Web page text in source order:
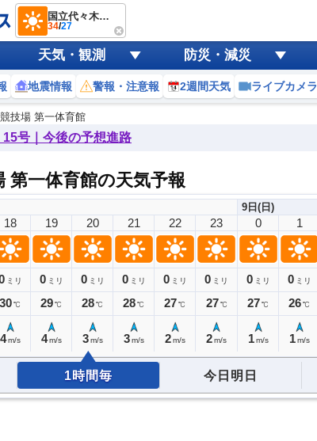
国立代々木競技場 第一体育館
34/27
天気・観測 防災・減災
地震情報 警報・注意報 2週間天気 ライブカメラ
技場 第一体育館
15号｜今後の予想進路
第一体育館の天気予報
18
ミリ
30℃
4 m/s
19
0 ミリ
29℃
4 m/s
20
0 ミリ
28℃
3 m/s
21
0 ミリ
28℃
3 m/s
22
0 ミリ
27℃
2 m/s
23
0 ミリ
27 ℃
2m/s
9日(日)
0
0 ミリ
27℃
1 m/s
1
0 ミリ
26℃
1 m/s
1時間毎 今日明日